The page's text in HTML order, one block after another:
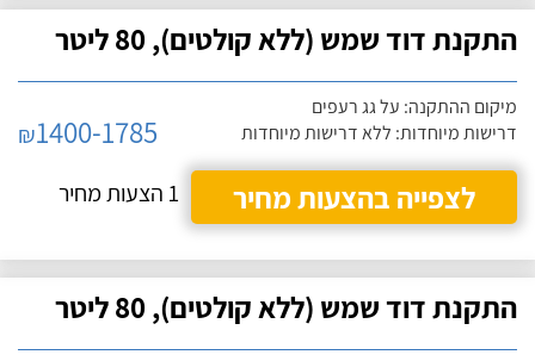
התקנת דוד שמש (ללא קולטים), 80 ליטר
מיקום ההתקנה: על גג רעפים
דרישות מיוחדות: ללא דרישות מיוחדות
₪1400-1785
לצפייה בהצעות מחיר
1 הצעות מחיר
התקנת דוד שמש (ללא קולטים), 80 ליטר